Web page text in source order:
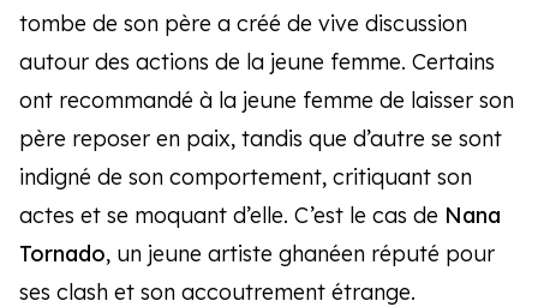
tombe de son père a créé de vive discussion
autour des actions de la jeune femme. Certains
ont recommandé à la jeune femme de laisser son
père reposer en paix, tandis que d’autre se sont
indigné de son comportement, critiquant son
actes et se moquant d’elle. C’est le cas de Nana
Tornado, un jeune artiste ghanéen réputé pour
ses clash et son accoutrement étrange.